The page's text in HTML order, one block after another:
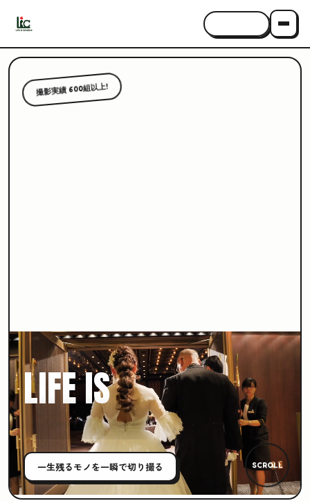
撮影実績 600組以上!
LIFE IS
CREATIVE
一生残るモノを一瞬で切り撮る SCROLL